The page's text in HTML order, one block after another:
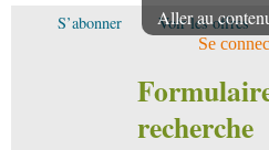
Aller au
S’abonner Voir les offres
Se
recherche